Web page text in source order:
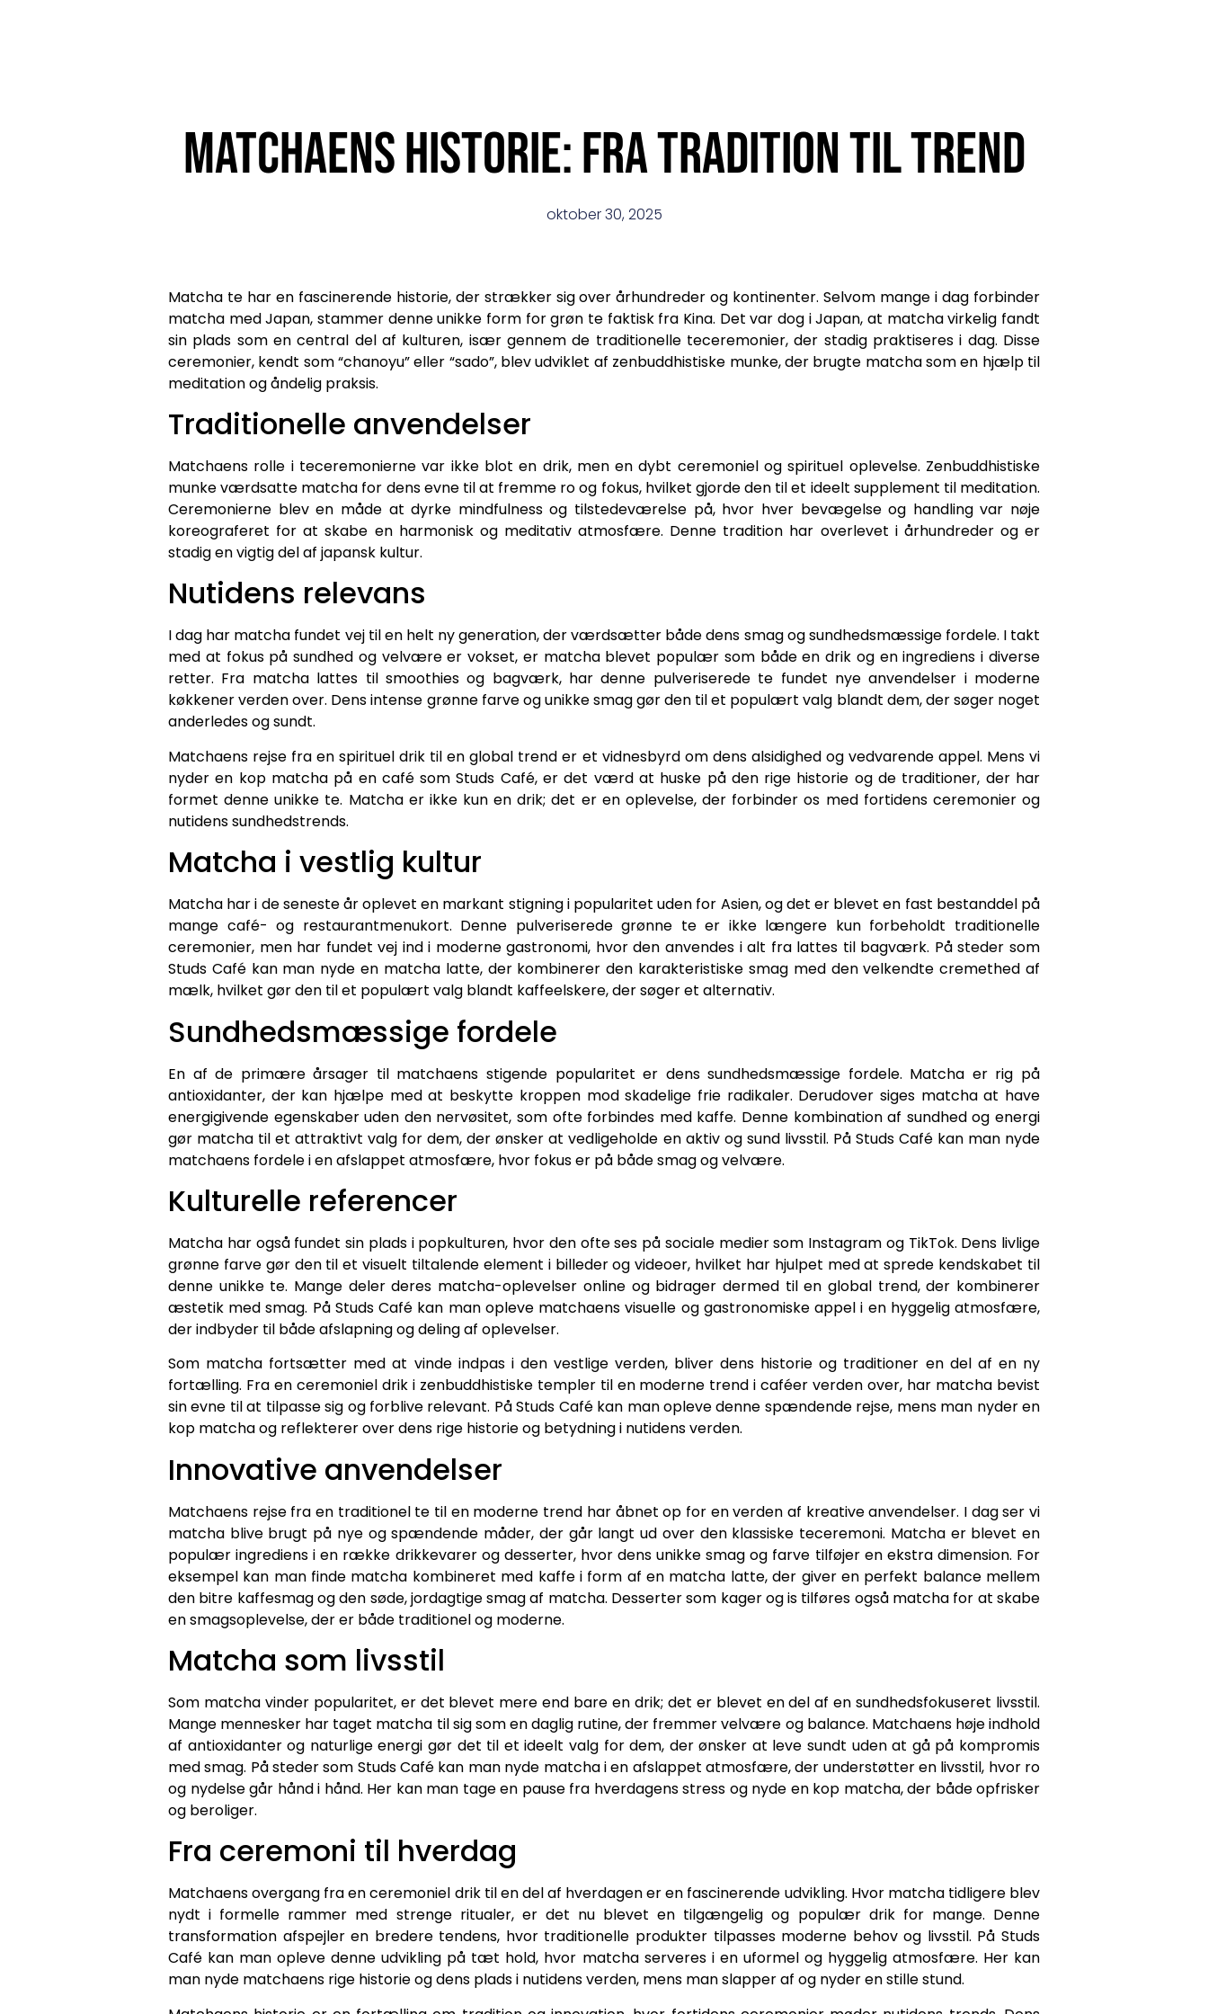
Matchaens historie: Fra tradition til trend
oktober 30, 2025
Matcha te har en fascinerende historie, der strækker sig over århundreder og kontinenter. Selvom mange i dag forbinder
matcha med Japan, stammer denne unikke form for grøn te faktisk fra Kina. Det var dog i Japan, at matcha virkelig fandt
sin plads som en central del af kulturen, især gennem de traditionelle teceremonier, der stadig praktiseres i dag. Disse
ceremonier, kendt som “chanoyu” eller “sado”, blev udviklet af zenbuddhistiske munke, der brugte matcha som en hjælp til
meditation og åndelig praksis.
Traditionelle anvendelser
Matchaens rolle i teceremonierne var ikke blot en drik, men en dybt ceremoniel og spirituel oplevelse. Zenbuddhistiske
munke værdsatte matcha for dens evne til at fremme ro og fokus, hvilket gjorde den til et ideelt supplement til meditation.
Ceremonierne blev en måde at dyrke mindfulness og tilstedeværelse på, hvor hver bevægelse og handling var nøje
koreograferet for at skabe en harmonisk og meditativ atmosfære. Denne tradition har overlevet i århundreder og er
stadig en vigtig del af japansk kultur.
Nutidens relevans
I dag har matcha fundet vej til en helt ny generation, der værdsætter både dens smag og sundhedsmæssige fordele. I takt
med at fokus på sundhed og velvære er vokset, er matcha blevet populær som både en drik og en ingrediens i diverse
retter. Fra matcha lattes til smoothies og bagværk, har denne pulveriserede te fundet nye anvendelser i moderne
køkkener verden over. Dens intense grønne farve og unikke smag gør den til et populært valg blandt dem, der søger noget
anderledes og sundt.
Matchaens rejse fra en spirituel drik til en global trend er et vidnesbyrd om dens alsidighed og vedvarende appel. Mens vi
nyder en kop matcha på en café som Studs Café, er det værd at huske på den rige historie og de traditioner, der har
formet denne unikke te. Matcha er ikke kun en drik; det er en oplevelse, der forbinder os med fortidens ceremonier og
nutidens sundhedstrends.
Matcha i vestlig kultur
Matcha har i de seneste år oplevet en markant stigning i popularitet uden for Asien, og det er blevet en fast bestanddel på
mange café- og restaurantmenukort. Denne pulveriserede grønne te er ikke længere kun forbeholdt traditionelle
ceremonier, men har fundet vej ind i moderne gastronomi, hvor den anvendes i alt fra lattes til bagværk. På steder som
Studs Café kan man nyde en matcha latte, der kombinerer den karakteristiske smag med den velkendte cremethed af
mælk, hvilket gør den til et populært valg blandt kaffeelskere, der søger et alternativ.
Sundhedsmæssige fordele
En af de primære årsager til matchaens stigende popularitet er dens sundhedsmæssige fordele. Matcha er rig på
antioxidanter, der kan hjælpe med at beskytte kroppen mod skadelige frie radikaler. Derudover siges matcha at have
energigivende egenskaber uden den nervøsitet, som ofte forbindes med kaffe. Denne kombination af sundhed og energi
gør matcha til et attraktivt valg for dem, der ønsker at vedligeholde en aktiv og sund livsstil. På Studs Café kan man nyde
matchaens fordele i en afslappet atmosfære, hvor fokus er på både smag og velvære.
Kulturelle referencer
Matcha har også fundet sin plads i popkulturen, hvor den ofte ses på sociale medier som Instagram og TikTok. Dens livlige
grønne farve gør den til et visuelt tiltalende element i billeder og videoer, hvilket har hjulpet med at sprede kendskabet til
denne unikke te. Mange deler deres matcha-oplevelser online og bidrager dermed til en global trend, der kombinerer
æstetik med smag. På Studs Café kan man opleve matchaens visuelle og gastronomiske appel i en hyggelig atmosfære,
der indbyder til både afslapning og deling af oplevelser.
Som matcha fortsætter med at vinde indpas i den vestlige verden, bliver dens historie og traditioner en del af en ny
fortælling. Fra en ceremoniel drik i zenbuddhistiske templer til en moderne trend i caféer verden over, har matcha bevist
sin evne til at tilpasse sig og forblive relevant. På Studs Café kan man opleve denne spændende rejse, mens man nyder en
kop matcha og reflekterer over dens rige historie og betydning i nutidens verden.
Innovative anvendelser
Matchaens rejse fra en traditionel te til en moderne trend har åbnet op for en verden af kreative anvendelser. I dag ser vi
matcha blive brugt på nye og spændende måder, der går langt ud over den klassiske teceremoni. Matcha er blevet en
populær ingrediens i en række drikkevarer og desserter, hvor dens unikke smag og farve tilføjer en ekstra dimension. For
eksempel kan man finde matcha kombineret med kaffe i form af en matcha latte, der giver en perfekt balance mellem
den bitre kaffesmag og den søde, jordagtige smag af matcha. Desserter som kager og is tilføres også matcha for at skabe
en smagsoplevelse, der er både traditionel og moderne.
Matcha som livsstil
Som matcha vinder popularitet, er det blevet mere end bare en drik; det er blevet en del af en sundhedsfokuseret livsstil.
Mange mennesker har taget matcha til sig som en daglig rutine, der fremmer velvære og balance. Matchaens høje indhold
af antioxidanter og naturlige energi gør det til et ideelt valg for dem, der ønsker at leve sundt uden at gå på kompromis
med smag. På steder som Studs Café kan man nyde matcha i en afslappet atmosfære, der understøtter en livsstil, hvor ro
og nydelse går hånd i hånd. Her kan man tage en pause fra hverdagens stress og nyde en kop matcha, der både opfrisker
og beroliger.
Fra ceremoni til hverdag
Matchaens overgang fra en ceremoniel drik til en del af hverdagen er en fascinerende udvikling. Hvor matcha tidligere blev
nydt i formelle rammer med strenge ritualer, er det nu blevet en tilgængelig og populær drik for mange. Denne
transformation afspejler en bredere tendens, hvor traditionelle produkter tilpasses moderne behov og livsstil. På Studs
Café kan man opleve denne udvikling på tæt hold, hvor matcha serveres i en uformel og hyggelig atmosfære. Her kan
man nyde matchaens rige historie og dens plads i nutidens verden, mens man slapper af og nyder en stille stund.